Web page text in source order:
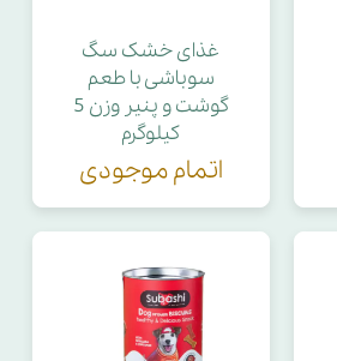
غذای خشک سگ
سوباشی با طعم
گوشت و پنیر وزن 5
کیلوگرم
اتمام موجودی